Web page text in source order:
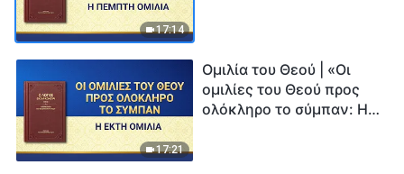
17:14
17:21
Ομιλία του Θεού | «Οι
ομιλίες του Θεού προς
ολόκληρο το σύμπαν: Η